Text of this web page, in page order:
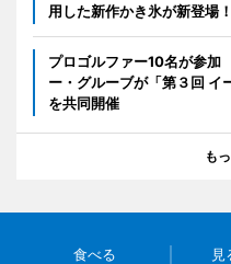
用した新作かき氷が新登場！
プロゴルファー10名が参
ー・グルーブが「第３回 イ
を共同開催
も
食べる 見